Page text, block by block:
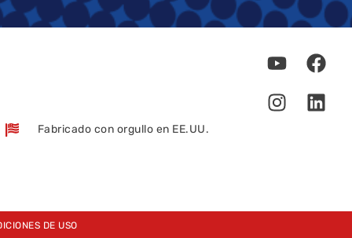
Fabricado con orgullo en EE.UU.
DE USO